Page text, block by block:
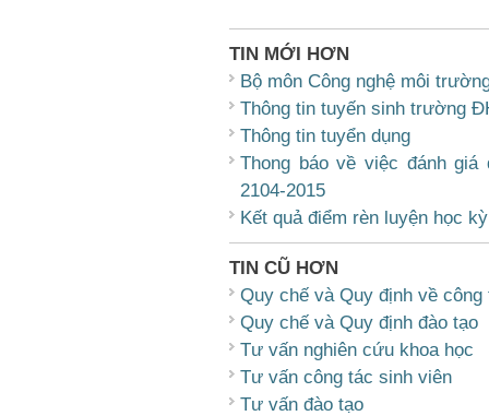
TIN MỚI HƠN
Bộ môn Công nghệ môi
Thông tin tuyến sinh trường
Thông tin tuyển dụng
Thong báo về việc đánh
2104-2015
Kết quả điểm rèn luyện học
TIN CŨ HƠN
Quy chế và Quy định về
Quy chế và Quy định đào tạo
Tư vấn nghiên cứu khoa học
Tư vấn công tác sinh viên
Tư vấn đào tạo